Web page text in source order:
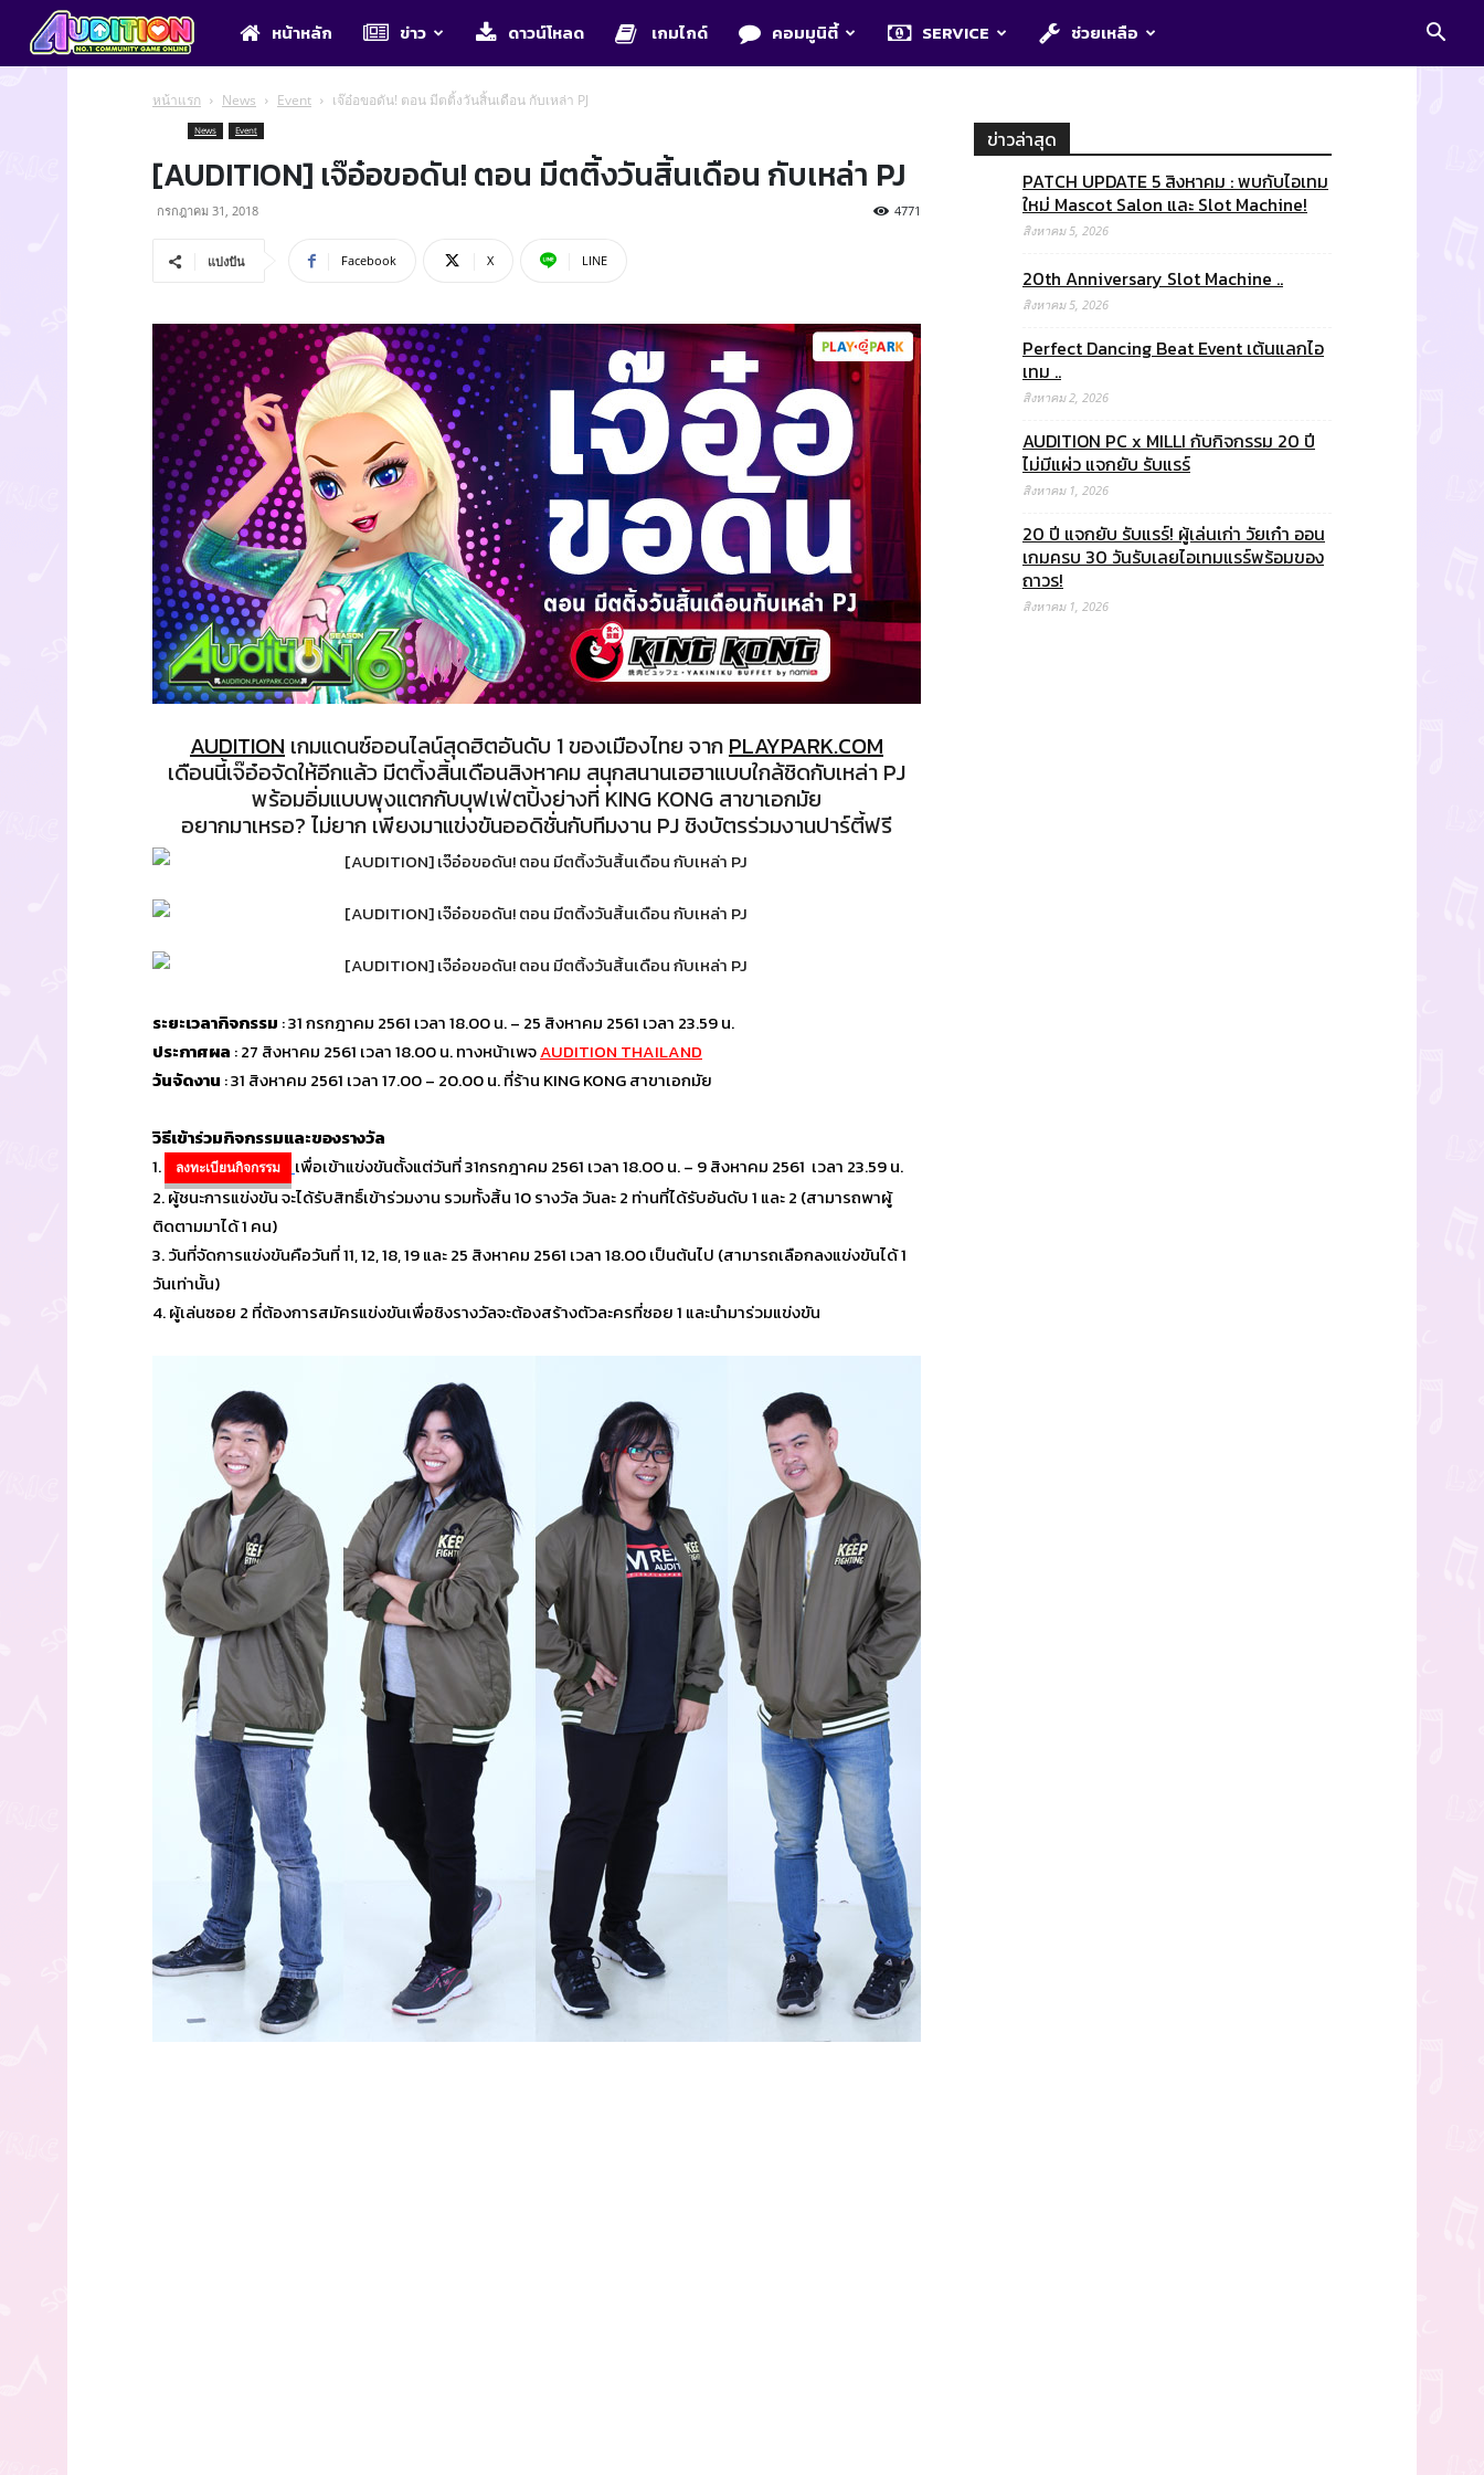
Auditionหน้าหลัก ข่าว ดาวน์โหลด เกมไกด์ คอมมูนิตี้ SERVICE ช่วยเหลือ
หน้าแรก News Event เจ๊อ๋อขอดัน! ตอน มีตติ้งวันสิ้นเดือน กับเหล่า PJ
News Event
[AUDITION] เจ๊อ๋อขอดัน! ตอน มีตติ้งวันสิ้นเดือน กับเหล่า PJ
กรกฎาคม 31, 2018 4771
แบ่งปัน Facebook X LINE
AUDITION เกมแดนซ์ออนไลน์สุดฮิตอันดับ 1 ของเมืองไทย จากPLAYPARK.COM
เดือนนี้เจ๊อ๋อจัดให้อีกแล้ว มีตติ้งสิ้นเดือนสิงหาคม สนุกสนานเฮฮาแบบใกล้ชิดกับเหล่า PJ
พร้อมอิ่มแบบพุงแตกกับบุฟเฟ่ตปิ้งย่างที่ KING KONG สาขาเอกมัย
อยากมาเหรอ? ไม่ยาก เพียงมาแข่งขันออดิชั่นกับทีมงาน PJ ชิงบัตรร่วมงานปาร์ตี้ฟรี
ระยะเวลากิจกรรม : 31 กรกฎาคม 2561 เวลา 18.00 น. – 25 สิงหาคม 2561 เวลา 23.59 น.
ประกาศผล : 27 สิงหาคม 2561 เวลา 18.00 น. ทางหน้าเพจAUDITION THAILAND
วันจัดงาน : 31 สิงหาคม 2561 เวลา 17.00 – 20.00 น. ที่ร้าน KING KONG สาขาเอกมัย
วิธีเข้าร่วมกิจกรรมและของรางวัล
1.
ลงทะเบียนกิจกรรม
เพื่อเข้าแข่งขันตั้งแต่วันที่ 31กรกฎาคม 2561 เวลา 18.00 น. – 9 สิงหาคม 2561 เวลา 23.59 น.
2. ผู้ชนะการแข่งขัน จะได้รับสิทธิ์เข้าร่วมงาน รวมทั้งสิ้น 10 รางวัล วันละ 2 ท่านที่ได้รับอันดับ 1 และ 2 (สามารถพาผู้
ติดตามมาได้ 1 คน)
3. วันที่จัดการแข่งขันคือวันที่ 11, 12, 18, 19 และ 25 สิงหาคม 2561 เวลา 18.00 เป็นต้นไป (สามารถเลือกลงแข่งขันได้ 1
วันเท่านั้น)
4. ผู้เล่นซอย 2 ที่ต้องการสมัครแข่งขันเพื่อชิงรางวัลจะต้องสร้างตัวละครที่ซอย 1 และนำมาร่วมแข่งขัน
ข่าวล่าสุด
PATCH UPDATE 5 สิงหาคม : พบกับไอเทม
ใหม่ Mascot Salon และ Slot Machine!
สิงหาคม 5, 2026
20th Anniversary Slot Machine ..
สิงหาคม 5, 2026
Perfect Dancing Beat Event เต้นแลกไอ
เทม ..
สิงหาคม 2, 2026
AUDITION PC x MILLI กับกิจกรรม 20 ปี
ไม่มีแผ่ว แจกยับ รับแรร์
สิงหาคม 1, 2026
20 ปี แจกยับ รับแรร์! ผู้เล่นเก่า วัยเก๋า ออน
เกมครบ 30 วันรับเลยไอเทมแรร์พร้อมของ
ถาวร!
สิงหาคม 1, 2026